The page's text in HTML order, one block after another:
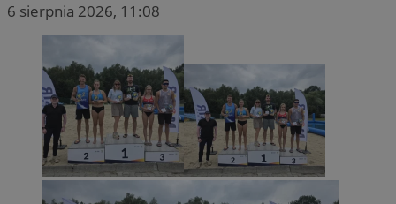
6 sierpnia 2026, 11:08